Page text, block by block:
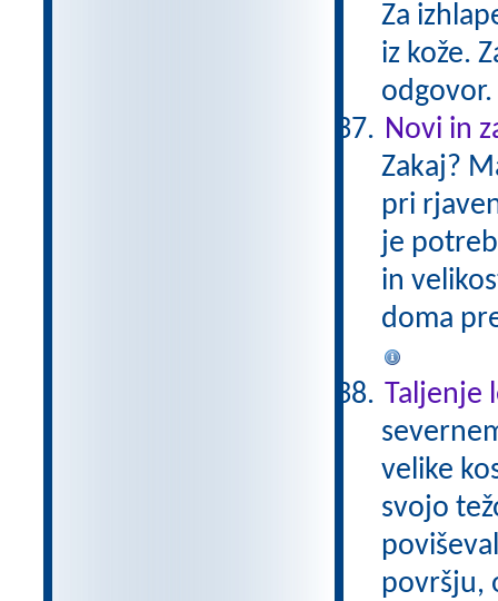
Za
iz kože.
odgovor.
Novi in
Zakaj?
pri
je
in
doma
Taljenje
velike
svojo
površju,